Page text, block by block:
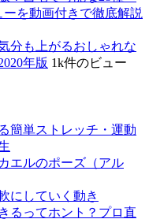
を動画付きで徹底解説
分も上がるおしゃれな
年版 1k件のビュー
簡単ストレッチ・運動
エルのポーズ（アル
にしていく動き
るってホント？プロ直